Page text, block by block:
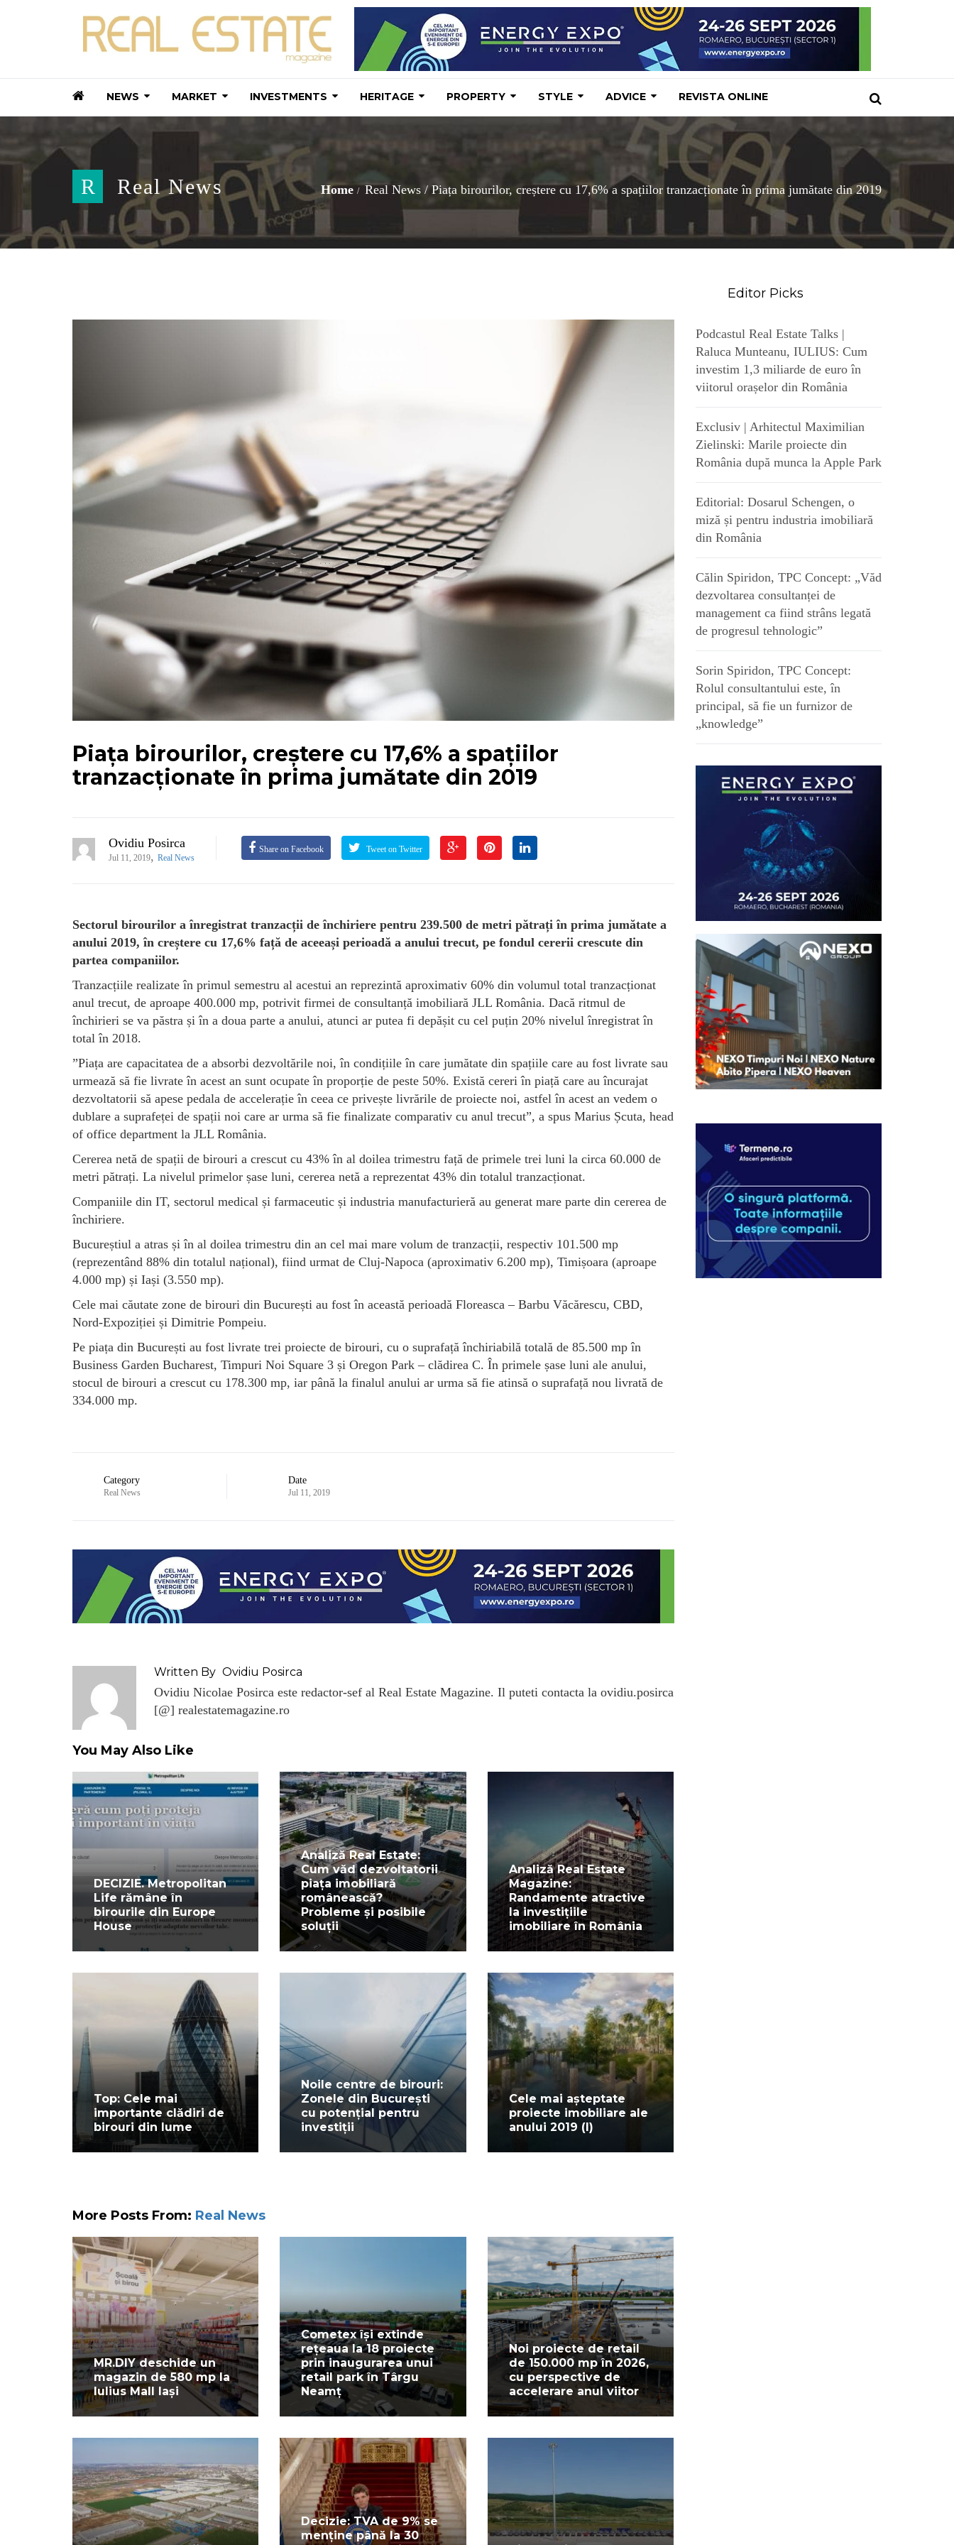
NEWS MARKET INVESTMENTS HERITAGE PROPERTY STYLE ADVICE REVISTA ONLINE
R Real News Home Real News /Piața birourilor, creștere cu 17,6% a spațiilor tranzacționate în prima jumătate din 2019
Piața birourilor, creștere cu 17,6% a spațiilor
tranzacționate în prima jumătate din 2019
Ovidiu Posirca
Jul 11, 2019, Real News
Share on Facebook Tweet on Twitter
Sectorul birourilor a înregistrat tranzacții de închiriere pentru 239.500 de metri pătrați în prima jumătate a
anului 2019, în creștere cu 17,6% față de aceeași perioadă a anului trecut, pe fondul cererii crescute din
partea companiilor.
Tranzacțiile realizate în primul semestru al acestui an reprezintă aproximativ 60% din volumul total tranzacționat
anul trecut, de aproape 400.000 mp, potrivit firmei de consultanță imobiliară JLL România. Dacă ritmul de
închirieri se va păstra și în a doua parte a anului, atunci ar putea fi depășit cu cel puțin 20% nivelul înregistrat în
total în 2018.
”Piața are capacitatea de a absorbi dezvoltările noi, în condițiile în care jumătate din spațiile care au fost livrate sau
urmează să fie livrate în acest an sunt ocupate în proporție de peste 50%. Există cereri în piață care au încurajat
dezvoltatorii să apese pedala de accelerație în ceea ce privește livrările de proiecte noi, astfel în acest an vedem o
dublare a suprafeței de spații noi care ar urma să fie finalizate comparativ cu anul trecut”, a spus Marius Șcuta, head
of office department la JLL România.
Cererea netă de spații de birouri a crescut cu 43% în al doilea trimestru față de primele trei luni la circa 60.000 de
metri pătrați. La nivelul primelor șase luni, cererea netă a reprezentat 43% din totalul tranzacționat.
Companiile din IT, sectorul medical și farmaceutic și industria manufacturieră au generat mare parte din cererea de
închiriere.
Bucureștiul a atras și în al doilea trimestru din an cel mai mare volum de tranzacții, respectiv 101.500 mp
(reprezentând 88% din totalul național), fiind urmat de Cluj-Napoca (aproximativ 6.200 mp), Timișoara (aproape
4.000 mp) și Iași (3.550 mp).
Cele mai căutate zone de birouri din București au fost în această perioadă Floreasca – Barbu Văcărescu, CBD,
Nord-Expoziției și Dimitrie Pompeiu.
Pe piața din București au fost livrate trei proiecte de birouri, cu o suprafață închiriabilă totală de 85.500 mp în
Business Garden Bucharest, Timpuri Noi Square 3 și Oregon Park – clădirea C. În primele șase luni ale anului,
stocul de birouri a crescut cu 178.300 mp, iar până la finalul anului ar urma să fie atinsă o suprafață nou livrată de
334.000 mp.
Category
Real News
Date
Jul 11, 2019
Written By Ovidiu Posirca
Ovidiu Nicolae Posirca este redactor-sef al Real Estate Magazine. Il puteti contacta la ovidiu.posirca
[@] realestatemagazine.ro
You May Also Like
DECIZIE. Metropolitan
Life rămâne în
birourile din Europe
House
Analiză Real Estate:
Cum văd dezvoltatorii
piața imobiliară
românească?
Probleme și posibile
soluții
Analiză Real Estate
Magazine:
Randamente atractive
la investițiile
imobiliare în România
Top: Cele mai
importante clădiri de
birouri din lume
Noile centre de birouri:
Zonele din București
cu potențial pentru
investiții
Cele mai așteptate
proiecte imobiliare ale
anului 2019 (I)
More Posts From: Real News
MR.DIY deschide un
magazin de 580 mp la
Iulius Mall Iași
Cometex își extinde
rețeaua la 18 proiecte
prin inaugurarea unui
retail park în Târgu
Neamț
Noi proiecte de retail
de 150.000 mp în 2026,
cu perspective de
accelerare anul viitor
Decizie: TVA de 9% se
menține până la 30
Editor Picks
Podcastul Real Estate Talks |
Raluca Munteanu, IULIUS: Cum
investim 1,3 miliarde de euro în
viitorul orașelor din România
Exclusiv | Arhitectul Maximilian
Zielinski: Marile proiecte din
România după munca la Apple Park
Editorial: Dosarul Schengen, o
miză și pentru industria imobiliară
din România
Călin Spiridon, TPC Concept: „Văd
dezvoltarea consultanței de
management ca fiind strâns legată
de progresul tehnologic”
Sorin Spiridon, TPC Concept:
Rolul consultantului este, în
principal, să fie un furnizor de
„knowledge”